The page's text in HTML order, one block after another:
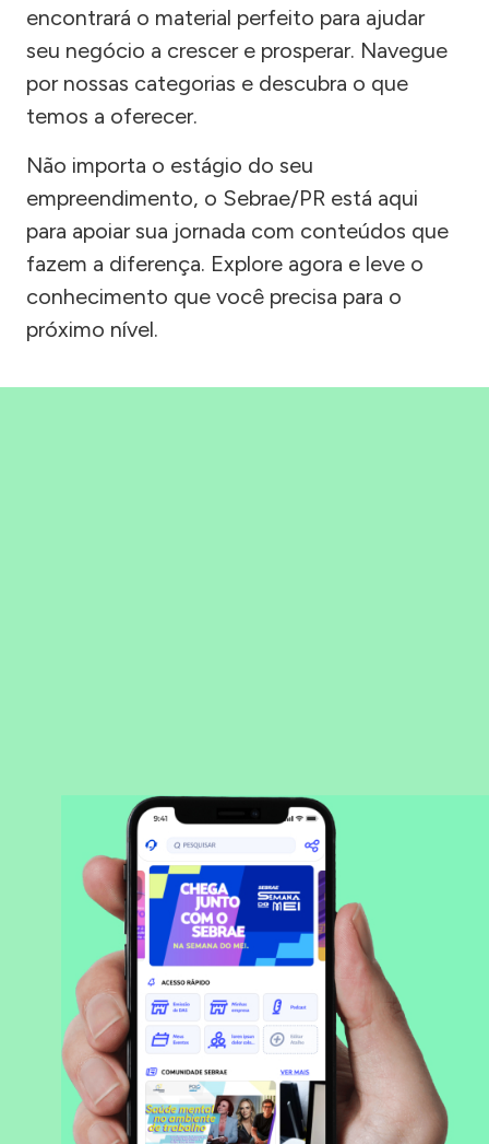
encontrará o material perfeito para ajudar
seu negócio a crescer e prosperar. Navegue
por nossas categorias e descubra o que
temos a oferecer.
Não importa o estágio do seu
empreendimento, o Sebrae/PR está aqui
para apoiar sua jornada com conteúdos que
fazem a diferença. Explore agora e leve o
conhecimento que você precisa para o
próximo nível.